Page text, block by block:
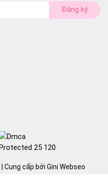
Đăng ký
| Cung cấp bởi Gini Webseo